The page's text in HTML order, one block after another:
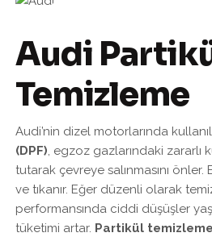
Audi
Temizleme
Audi’nin dizel motorlarında
(DPF), egzoz gazlarındaki zararlı
tutarak çevreye salınmasını
ve tıkanır. Eğer düzenli olarak
performansında ciddi düşüşler
tüketimi artar. Partikül